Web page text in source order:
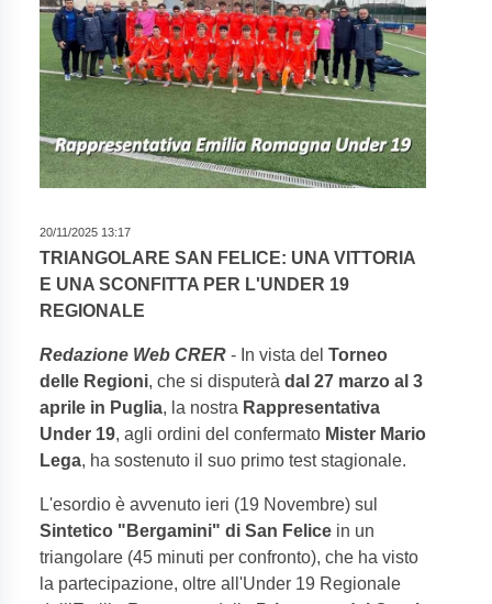
20/11/2025 13:17
TRIANGOLARE SAN FELICE: UNA VITTORIA
E UNA SCONFITTA PER L'UNDER 19
REGIONALE
Redazione Web CRER - In vista del Torneo
delle Regioni, che si disputerà dal 27 marzo al 3
aprile in Puglia, la nostra Rappresentativa
Under 19, agli ordini del confermato Mister Mario
Lega, ha sostenuto il suo primo test stagionale.
L'esordio è avvenuto ieri (19 Novembre) sul
Sintetico "Bergamini" di San Felice in un
triangolare (45 minuti per confronto), che ha visto
la partecipazione, oltre all'Under 19 Regionale